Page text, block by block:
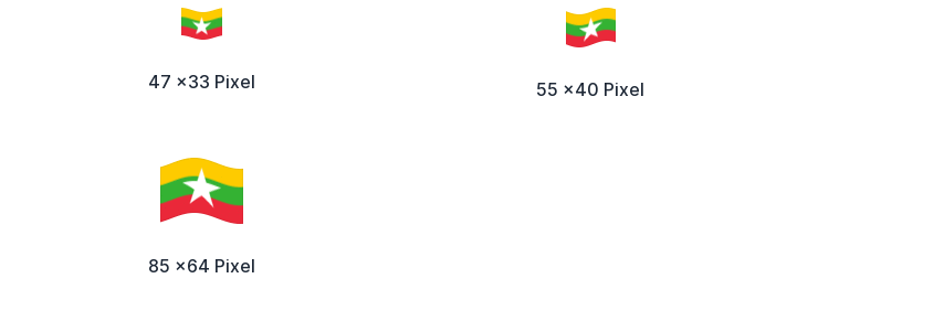
47 x33 Pixel 55 x40 Pixel
85 x64 Pixel